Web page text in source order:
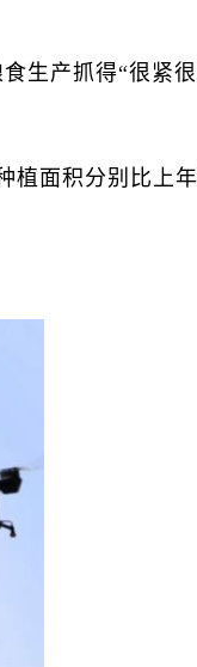
生产抓得“很紧
面积分别比上